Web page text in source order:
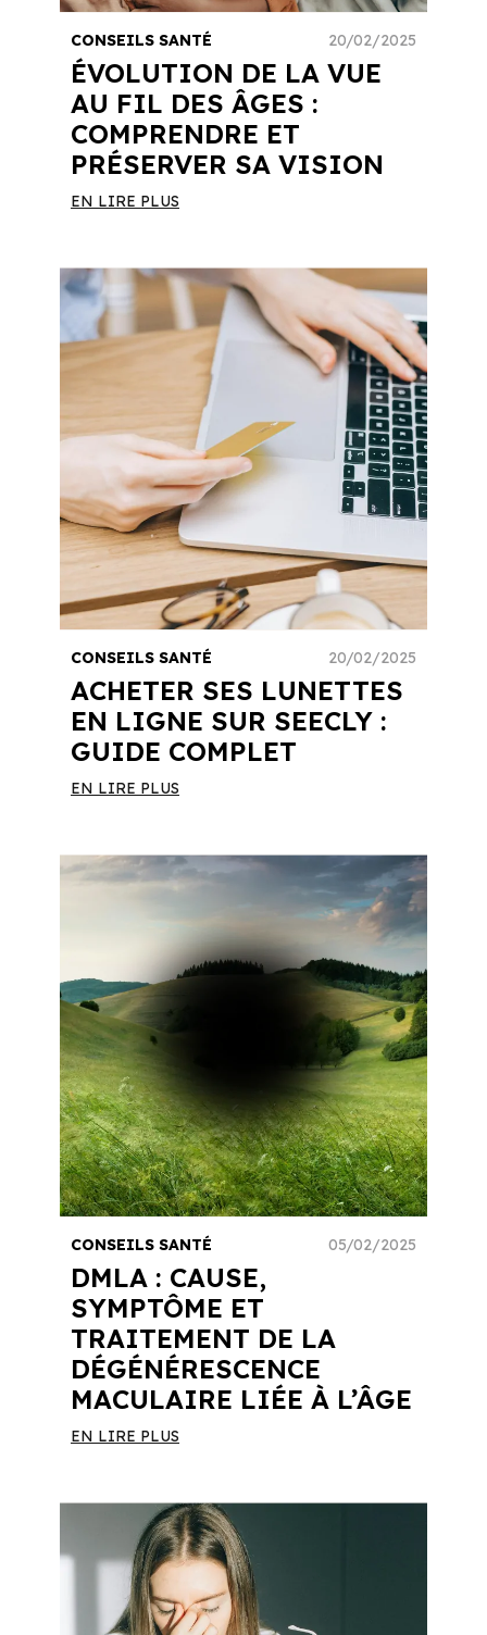
ÉVOLUTION DE LA VUE
AU FIL DES ÂGES :
COMPRENDRE ET
PRÉSERVER SA VISION
CONSEILS SANTÉ 20/02/2025
EN LIRE PLUS
ACHETER SES LUNETTES
EN LIGNE SUR SEECLY :
GUIDE COMPLET
CONSEILS SANTÉ 20/02/2025
EN LIRE PLUS
DMLA : CAUSE,
SYMPTÔME ET
TRAITEMENT DE LA
DÉGÉNÉRESCENCE
MACULAIRE LIÉE À L’ÂGE
CONSEILS SANTÉ 05/02/2025
EN LIRE PLUS